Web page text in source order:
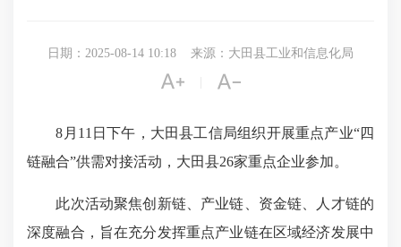
日期：2025-08-14 10:18 来源：大田县工业和信息化局
 
8月11日下午，大田县工信局组织开展重点产业“四
链融合”供需对接活动，大田县26家重点企业参加。
此次活动聚焦创新链、产业链、资金链、人才链的
深度融合，旨在充分发挥重点产业链在区域经济发展中